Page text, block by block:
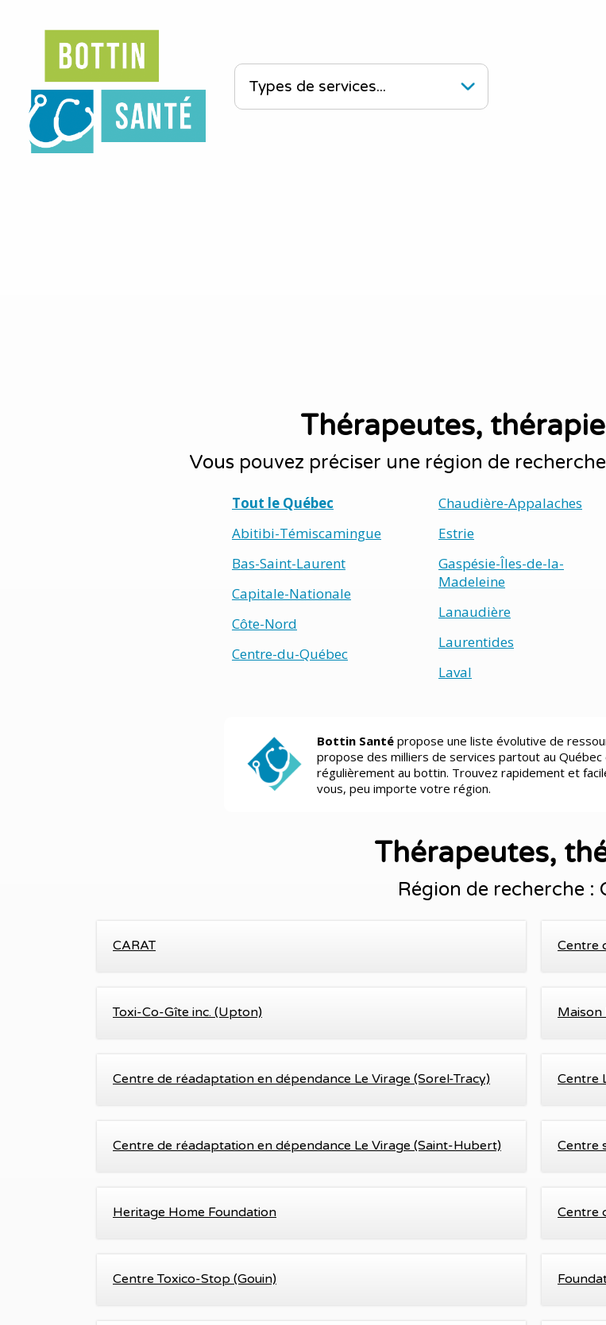
Thérapeutes,
Vous pouvez préciser une région de
Tout le Québec
Abitibi-Témiscamingue
Bas-Saint-Laurent
Capitale-Nationale
Côte-Nord
Centre-du-Québec
Chaudière-Appalaches
Estrie
Gaspésie-Îles-de-la-
Madeleine
Lanaudière
Laurentides
Laval
Bottin Santé propose une liste évolutive de
propose des milliers de services partout au
régulièrement au bottin. Trouvez rapidement et
vous, peu importe votre région.
Thérapeutes,
Région de recherche :
CARAT Centre
Toxi-Co-Gîte inc. (Upton) Maison
Centre de réadaptation en dépendance Le Virage (Sorel-Tracy) Centre
Centre de réadaptation en dépendance Le Virage (Saint-Hubert) Centre
Heritage Home Foundation Centre
Centre Toxico-Stop (Gouin)